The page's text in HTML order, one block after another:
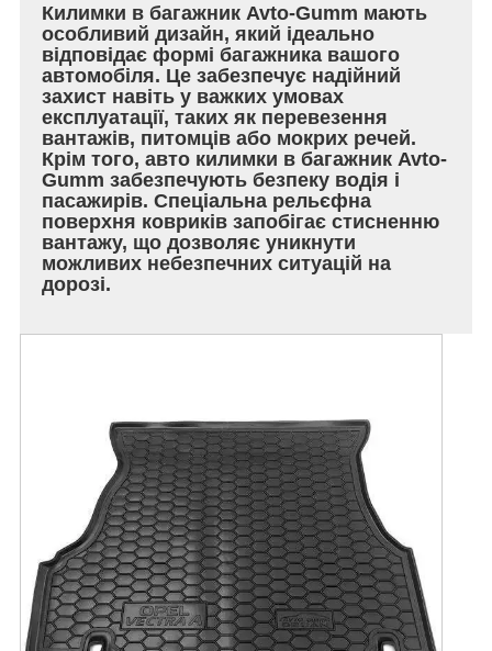
Килимки в багажник Avto-Gumm мають
особливий дизайн, який ідеально
відповідає формі багажника вашого
автомобіля. Це забезпечує надійний
захист навіть у важких умовах
експлуатації, таких як перевезення
вантажів, питомців або мокрих речей.
Крім того, авто килимки в багажник Avto-
Gumm забезпечують безпеку водія і
пасажирів. Спеціальна рельєфна
поверхня ковриків запобігає стисненню
вантажу, що дозволяє уникнути
можливих небезпечних ситуацій на
дорозі.